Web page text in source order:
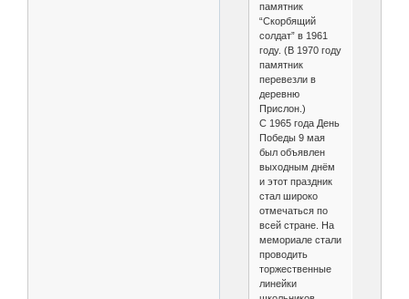
памятник
“Скорбящий
солдат” в 1961
году. (В 1970 году
памятник
перевезли в
деревню
Прислон.)
С 1965 года День
Победы 9 мая
был объявлен
выходным днём
и этот праздник
стал широко
отмечаться по
всей стране. На
мемориале стали
проводить
торжественные
линейки